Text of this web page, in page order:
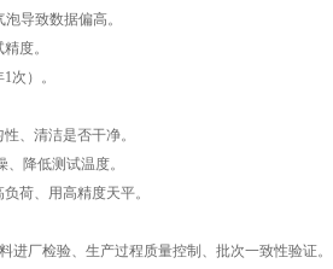
泡导致数据偏高。
精度。
1次）。
、清洁是否干净。
、降低测试温度。
荷、用高精度天平。
进厂检验、生产过程质量控制、批次一致性验证。